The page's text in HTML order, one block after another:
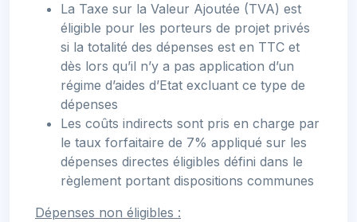
La Taxe sur la Valeur Ajoutée (TVA) est
éligible pour les porteurs de projet privés
si la totalité des dépenses est en TTC et
dès lors qu’il n’y a pas application d’un
régime d’aides d’Etat excluant ce type de
dépenses
Les coûts indirects sont pris en charge par
le taux forfaitaire de 7% appliqué sur les
dépenses directes éligibles défini dans le
règlement portant dispositions communes
Dépenses non éligibles :